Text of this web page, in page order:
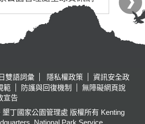
雙語詞彙 隱私權政策
資訊安全政
範 防護與回復機制
無障礙網頁說
宣告
丁國家公園管理處 版權所有 Kenting
National Park Service,